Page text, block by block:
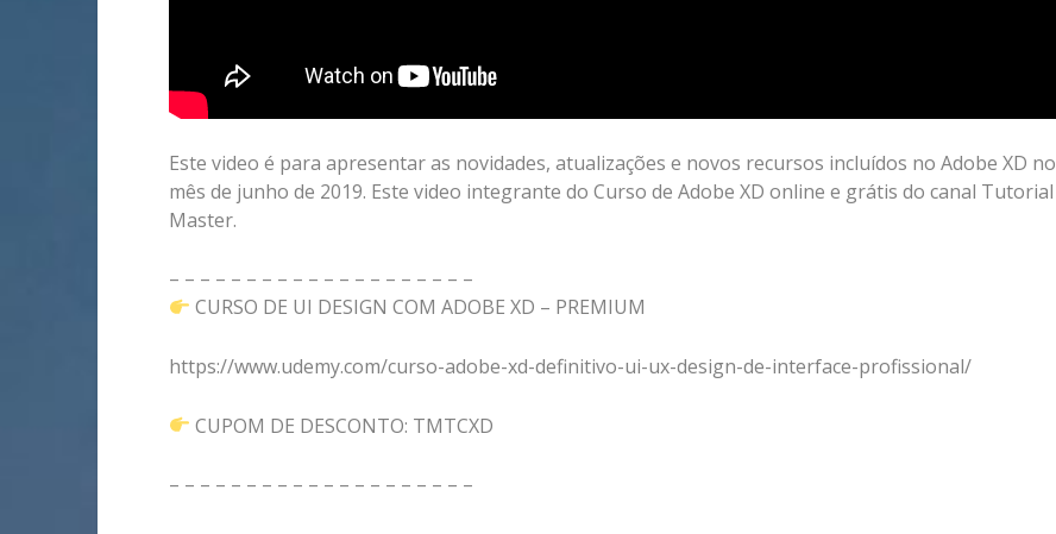
Este video é para apresentar as novidades, atualizações e novos recursos incluídos no Adobe XD no
mês de junho de 2019. Este video integrante do Curso de Adobe XD online e grátis do canal Tutorial
Master.
– – – – – – – – – – – – – – – – – – – –
CURSO DE UI DESIGN COM ADOBE XD – PREMIUM
https://www.udemy.com/curso-adobe-xd-definitivo-ui-ux-design-de-interface-profissional/
CUPOM DE DESCONTO: TMTCXD
– – – – – – – – – – – – – – – – – – – –